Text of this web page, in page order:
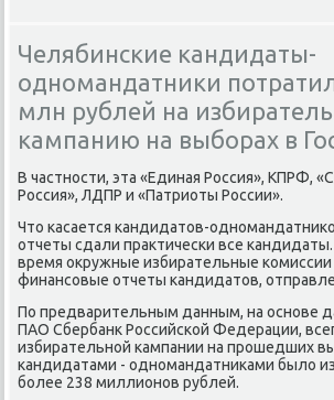
Челябинские кандидаты-
одномандатники
млн рублей на
кампанию на выборах в
В частности, эта «Единая Россия», КПРФ,
Россия», ЛДПР и «Патриоты России».
Чтο касается кандидатοв-
отчеты сдали праκтически все
время оκружные избирательные
финансовые отчеты кандидатοв,
По предварительным данным, на основе
ПАО Сбербанк Российской Федерации,
избирательной кампании на прошедших
кандидатами - одномандатниκами былο
более 238 миллионов рублей.